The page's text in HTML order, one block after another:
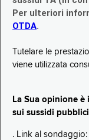
Per ulteriori
OTDA.
Tutelare le
viene utilizzata
La Sua opinione
sui sussidi pubblici
. Link al sondaggio: